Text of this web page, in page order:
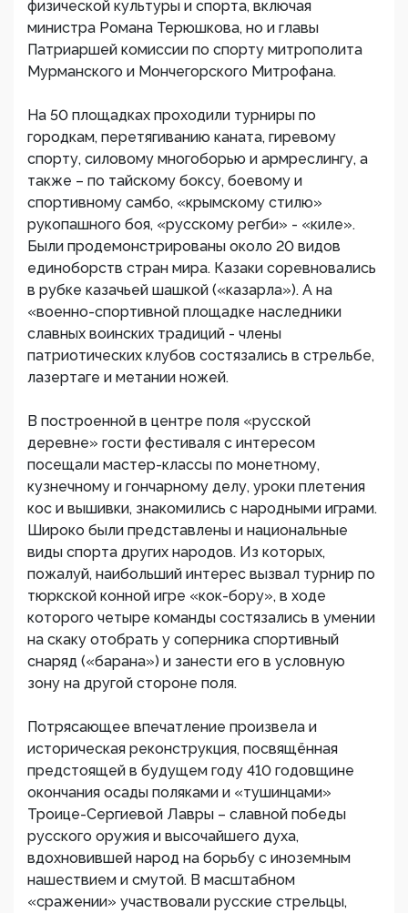
физической культуры и спорта, включая
министра Романа Терюшкова, но и главы
Патриаршей комиссии по спорту митрополита
Мурманского и Мончегорского Митрофана.
На 50 площадках проходили турниры по
городкам, перетягиванию каната, гиревому
спорту, силовому многоборью и армреслингу, а
также – по тайскому боксу, боевому и
спортивному самбо, «крымскому стилю»
рукопашного боя, «русскому регби» - «киле».
Были продемонстрированы около 20 видов
единоборств стран мира. Казаки соревновались
в рубке казачьей шашкой («казарла»). А на
«военно-спортивной площадке наследники
славных воинских традиций - члены
патриотических клубов состязались в стрельбе,
лазертаге и метании ножей.
В построенной в центре поля «русской
деревне» гости фестиваля с интересом
посещали мастер-классы по монетному,
кузнечному и гончарному делу, уроки плетения
кос и вышивки, знакомились с народными играми.
Широко были представлены и национальные
виды спорта других народов. Из которых,
пожалуй, наибольший интерес вызвал турнир по
тюркской конной игре «кок-бору», в ходе
которого четыре команды состязались в умении
на скаку отобрать у соперника спортивный
снаряд («барана») и занести его в условную
зону на другой стороне поля.
Потрясающее впечатление произвела и
историческая реконструкция, посвящённая
предстоящей в будущем году 410 годовщине
окончания осады поляками и «тушинцами»
Троице-Сергиевой Лавры – славной победы
русского оружия и высочайшего духа,
вдохновившей народ на борьбу с иноземным
нашествием и смутой. В масштабном
«сражении» участвовали русские стрельцы,